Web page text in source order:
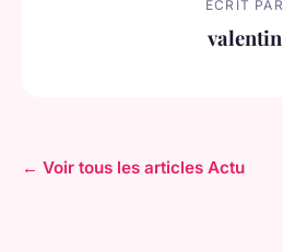
ECRIT PAR
valentin
← Voir tous les articles Actu